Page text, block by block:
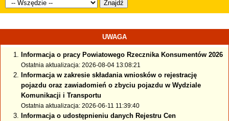
Znajdź
UWAGA
Informacja o pracy Powiatowego Rzecznika Konsumentów 2026
Ostatnia aktualizacja: 2026-08-04 13:08:21
Informacja w zakresie składania wniosków o rejestrację
pojazdu oraz zawiadomień o zbyciu pojazdu w Wydziale
Komunikacji i Transportu
Ostatnia aktualizacja: 2026-06-11 11:39:40
Informacja o udostępnieniu danych Rejestru Cen